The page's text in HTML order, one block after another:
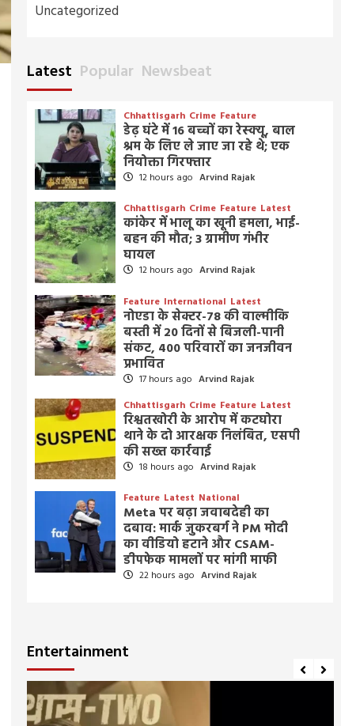
Uncategorized
Latest Popular Newsbeat
Chhattisgarh Crime Feature
डेढ़ घंटे में 16 बच्चों का रेस्क्यू, बाल
श्रम के लिए ले जाए जा रहे थे; एक
नियोक्ता गिरफ्तार
12 hours ago Arvind Rajak
Chhattisgarh Crime Feature Latest
कांकेर में भालू का खूनी हमला, भाई-
बहन की मौत; 3 ग्रामीण गंभीर
घायल
12 hours ago Arvind Rajak
Feature International Latest
नोएडा के सेक्टर-78 की वाल्मीकि
बस्ती में 20 दिनों से बिजली-पानी
संकट, 400 परिवारों का जनजीवन
प्रभावित
17 hours ago Arvind Rajak
Chhattisgarh Crime Feature Latest
रिश्वतखोरी के आरोप में कटघोरा
थाने के दो आरक्षक निलंबित, एसपी
की सख्त कार्रवाई
18 hours ago Arvind Rajak
Feature Latest National
Meta पर बढ़ा जवाबदेही का
दबाव: मार्क जुकरबर्ग ने PM मोदी
का वीडियो हटाने और CSAM-
डीपफेक मामलों पर मांगी माफी
22 hours ago Arvind Rajak
Entertainment